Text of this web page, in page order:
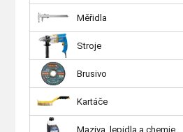
Měřidla
Stroje
Brusivo
Kartáče
Maziva, lepidla a chemie